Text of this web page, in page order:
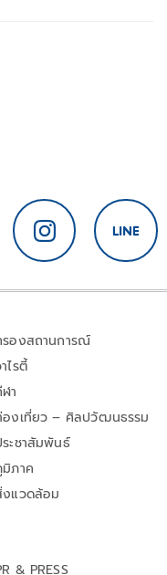
รองสถานการณ์
ไรตี้
า
องเที่ยว – ศิลปวัฒนธรรม
ะชาสัมพันธ์
ภาค
แวดล้อม
& PRESS